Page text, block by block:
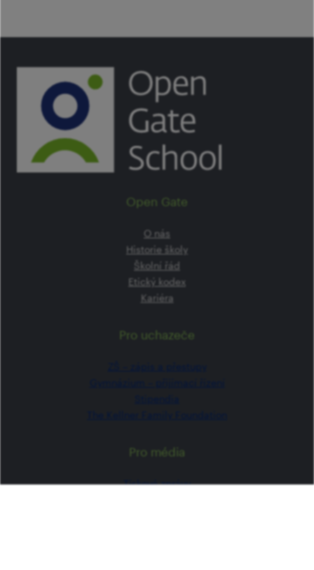
Open Gate
O nás
Historie školy
Školní řád
Etický kodex
Kariéra
Pro uchazeče
Pro média
Tiskové zprávy